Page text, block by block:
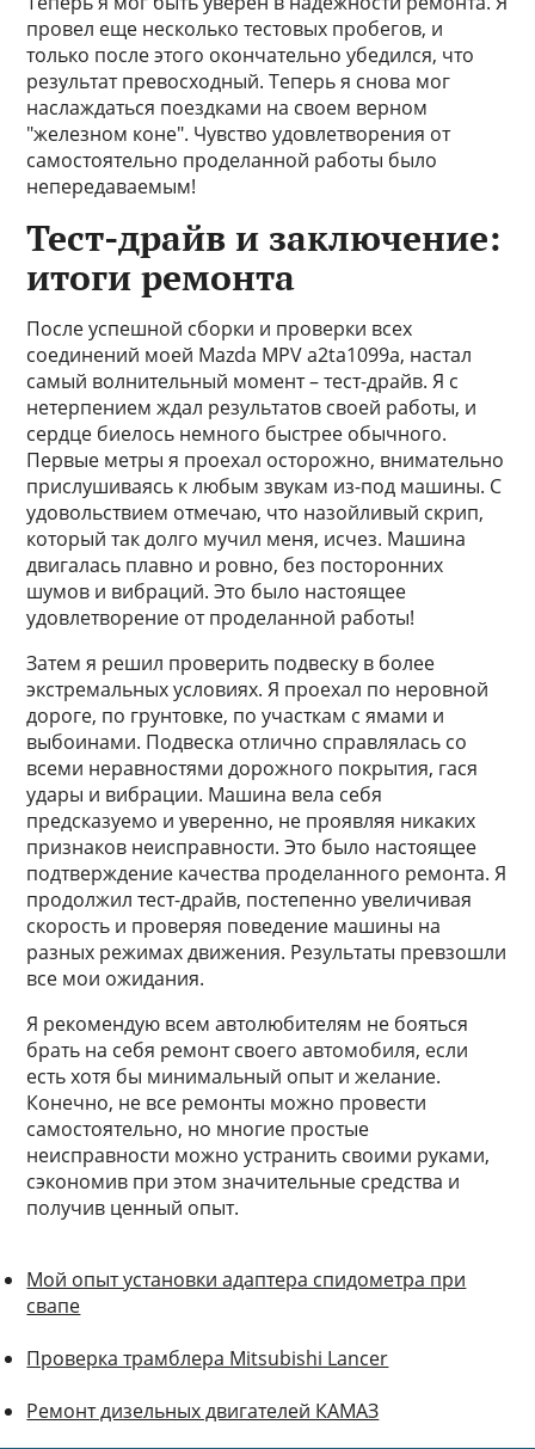
провел еще несколько тестовых пробегов, и
только после этого окончательно убедился, что
результат превосходный. Теперь я снова мог
наслаждаться поездками на своем верном
"железном коне". Чувство удовлетворения от
самостоятельно проделанной работы было
непередаваемым!
Тест-драйв и заключение:
итоги ремонта
После успешной сборки и проверки всех
соединений моей Mazda MPV a2ta1099a, настал
самый волнительный момент – тест-драйв. Я с
нетерпением ждал результатов своей работы, и
сердце биелось немного быстрее обычного.
Первые метры я проехал осторожно, внимательно
прислушиваясь к любым звукам из-под машины. С
удовольствием отмечаю, что назойливый скрип,
который так долго мучил меня, исчез. Машина
двигалась плавно и ровно, без посторонних
шумов и вибраций. Это было настоящее
удовлетворение от проделанной работы!
Затем я решил проверить подвеску в более
экстремальных условиях. Я проехал по неровной
дороге, по грунтовке, по участкам с ямами и
выбоинами. Подвеска отлично справлялась со
всеми неравностями дорожного покрытия, гася
удары и вибрации. Машина вела себя
предсказуемо и уверенно, не проявляя никаких
признаков неисправности. Это было настоящее
подтверждение качества проделанного ремонта. Я
продолжил тест-драйв, постепенно увеличивая
скорость и проверяя поведение машины на
разных режимах движения. Результаты превзошли
все мои ожидания.
Я рекомендую всем автолюбителям не бояться
брать на себя ремонт своего автомобиля, если
есть хотя бы минимальный опыт и желание.
Конечно, не все ремонты можно провести
самостоятельно, но многие простые
неисправности можно устранить своими руками,
сэкономив при этом значительные средства и
получив ценный опыт.
Мой опыт установки адаптера спидометра при
свапе
Проверка трамблера Mitsubishi Lancer
Ремонт дизельных двигателей КАМАЗ